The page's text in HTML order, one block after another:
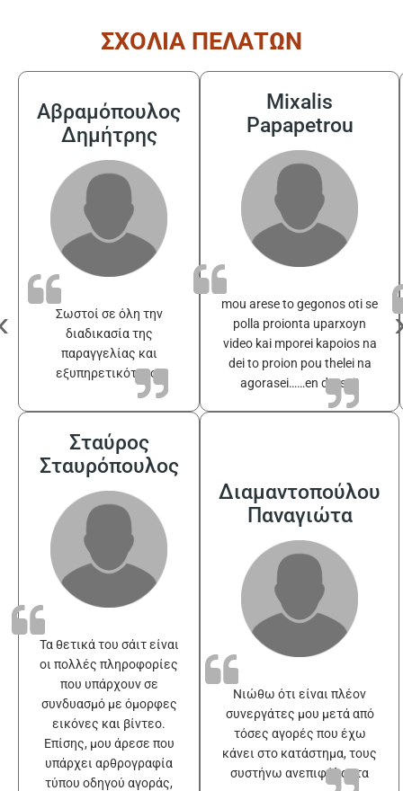
ΣΧΟΛΙΑ ΠΕΛΑΤΩΝ
Αβραμόπουλος
Δημήτρης
Σωστοί σε όλη την
διαδικασία της
παραγγελίας και
εξυπηρετικότατοι
Mixalis
Papapetrou
mou arese to gegonos oti se
polla proionta uparxoyn
video kai mporei kapoios na
dei to proion pou thelei na
agorasei……en drasei!
Σταύρος
Σταυρόπουλος
Τα θετικά του σάιτ είναι
οι πολλές πληροφορίες
που υπάρχουν σε
συνδυασμό με όμορφες
εικόνες και βίντεο.
Επίσης, μου άρεσε που
υπάρχει αρθρογραφία
τύπου οδηγού αγοράς,
Διαμαντοπούλου
Παναγιώτα
Νιώθω ότι είναι πλέον
συνεργάτες μου μετά από
τόσες αγορές που έχω
κάνει στο κατάστημα, τους
συστήνω ανεπιφύλακτα